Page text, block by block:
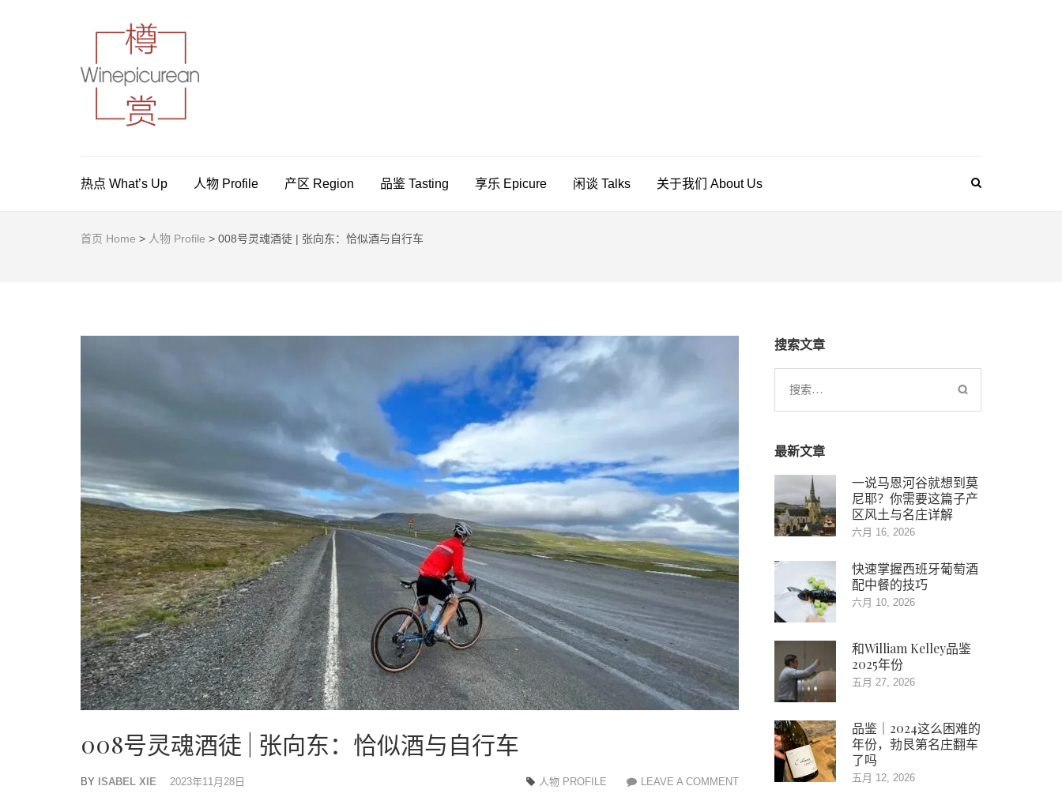
热点 What’s Up 人物 Profile 产区 Region 品鉴 Tasting 享乐 Epicure 闲谈 Talks 关于我们 About Us
首页 Home > 人物 Profile > 008号灵魂酒徒 | 张向东：恰似酒与自行车
008号灵魂酒徒 | 张向东：恰似酒与自行车
BY ISABEL XIE 2023年11月28日 LEAVE A COMMENT008
人物 PROFILE
搜索文章
搜
索：
最新文章
一说马恩河谷就想到莫
尼耶？你需要这篇子产
区风土与名庄详解
六月 16, 2026
快速掌握西班牙葡萄酒
配中餐的技巧
六月 10, 2026
和William Kelley品鉴
2025年份
五月 27, 2026
品鉴｜2024这么困难的
年份，勃艮第名庄翻车
了吗
五月 12, 2026